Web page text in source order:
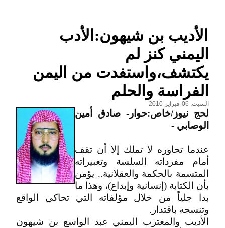
الأديب بن شيهون:الأدب
اليمني كنز لم
يكتشف،واستفدت من اليمن
الفراسة والحلم
السبت, 06-فبراير-2010
لحج نيوز/خاص:حوار- صادق أمين
الوصابي -
عندما تحاوره لا تملك إلا أن تقف
أمام مفرداته السلسة وتعبيراته
المتسمة بالحكمة والعقلانية.. يؤمن
بأن الكتابة (إنسانية وإبداع)، وهذا ما
بدا جلياً من خلال مؤلفاته التي تحاكي الواقع
وتنسجه باقتدار.
الأديب والمغترب اليمني عبد الواسع بن شيهون